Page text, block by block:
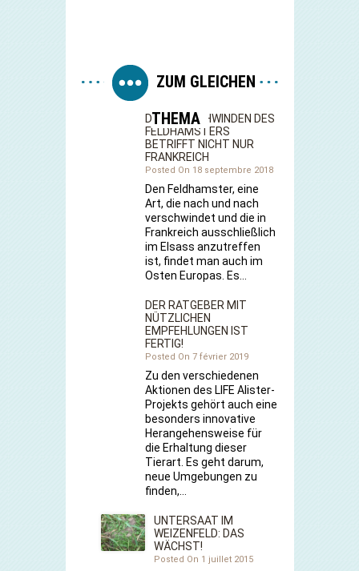
ZUM GLEICHEN
THEMA
DAS VERSCHWINDEN DES
FELDHAMSTERS
BETRIFFT NICHT NUR
FRANKREICH
Posted On 18 septembre 2018
Den Feldhamster, eine
Art, die nach und nach
verschwindet und die in
Frankreich ausschließlich
im Elsass anzutreffen
ist, findet man auch im
Osten Europas. Es…
DER RATGEBER MIT
NÜTZLICHEN
EMPFEHLUNGEN IST
FERTIG!
Posted On 7 février 2019
Zu den verschiedenen
Aktionen des LIFE Alister-
Projekts gehört auch eine
besonders innovative
Herangehensweise für
die Erhaltung dieser
Tierart. Es geht darum,
neue Umgebungen zu
finden,…
UNTERSAAT IM
WEIZENFELD: DAS
WÄCHST!
Posted On 1 juillet 2015